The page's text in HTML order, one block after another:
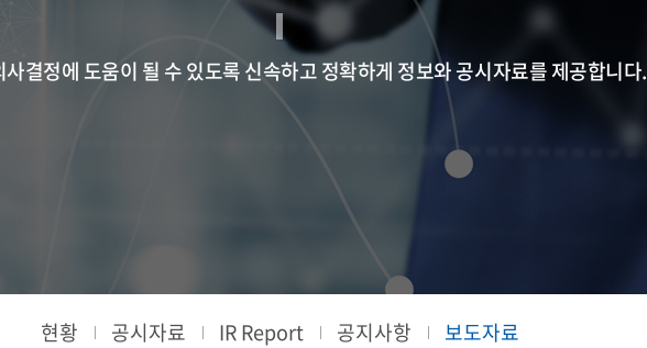
결정에 도움이 될 수 있도록 신속하고 정확하게 정보와 공시자료를 제공합니다.
현황 공시자료 IR Report 공지사항 보도자료